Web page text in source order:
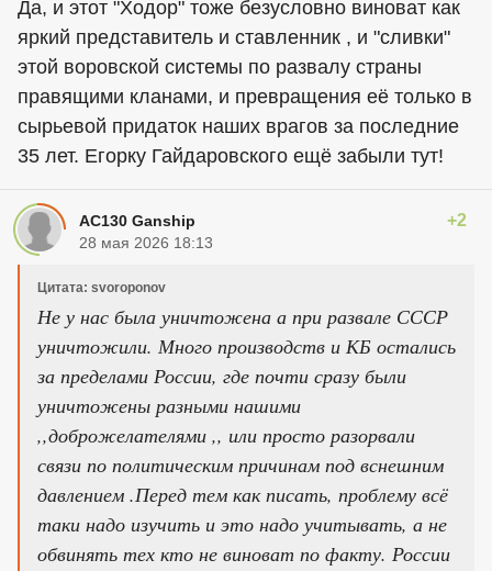
Да, и этот "Ходор" тоже безусловно виноват как
яркий представитель и ставленник , и "сливки"
этой воровской системы по развалу страны
правящими кланами, и превращения её только в
сырьевой придаток наших врагов за последние
35 лет. Егорку Гайдаровского ещё забыли тут!
AC130 Ganship +2
28 мая 2026 18:13
Цитата: svoroponov
Не у нас была уничтожена а при развале СССР
уничтожили. Много производств и КБ остались
за пределами России, где почти сразу были
уничтожены разными нашими
,,доброжелателями ,, или просто разорвали
связи по политическим причинам под вснешним
давлением .Перед тем как писать, проблему всё
таки надо изучить и это надо учитывать, а не
обвинять тех кто не виноват по факту. России